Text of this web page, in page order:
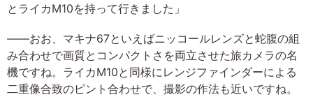
とライカM10を持って行きました」
――おお、マキナ67といえばニッコールレンズと蛇腹の組
み合わせで画質とコンパクトさを両立させた旅カメラの名
機ですね。ライカM10と同様にレンジファインダーによる
二重像合致のピント合わせで、撮影の作法も近いですね。